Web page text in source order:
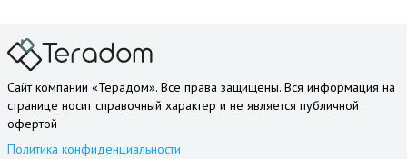
Сайт компании «Терадом». Все права защищены. Вся информация на
странице носит справочный характер и не является публичной
офертой
Политика конфиденциальности